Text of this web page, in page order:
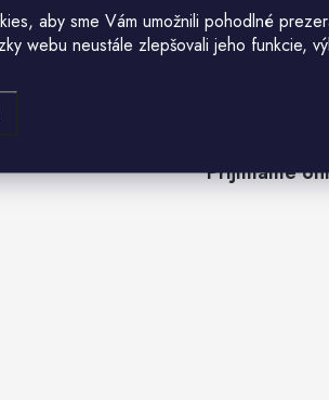
aby sme Vám umožnili pohodlné
webu neustále zlepšovali jeho funkcie,
Prijímame